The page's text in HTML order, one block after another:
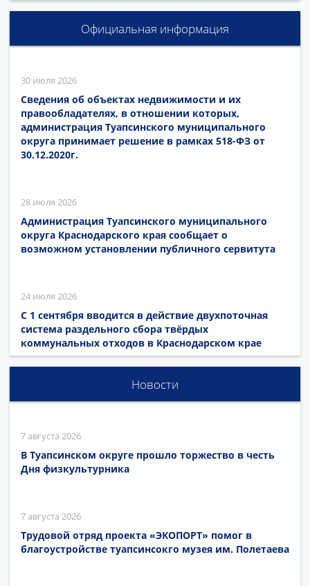
Официальная информация
30 июля 2026
Сведения об объектах недвижимости и их
правообладателях, в отношении которых,
администрация Туапсинского муниципального
округа принимает решение в рамках 518-ФЗ от
30.12.2020г.
28 июля 2026
Администрация Туапсинского муниципального
округа Краснодарского края сообщает о
возможном установлении публичного сервитута
24 июля 2026
С 1 сентября вводится в действие двухпоточная
система раздельного сбора твёрдых
коммунальных отходов в Краснодарском крае
Новости
7 августа 2026
В Туапсинском округе прошло торжество в честь
Дня физкультурника
7 августа 2026
Трудовой отряд проекта «ЭКОПОРТ» помог в
благоустройстве туапсинсокго музея им. Полетаева